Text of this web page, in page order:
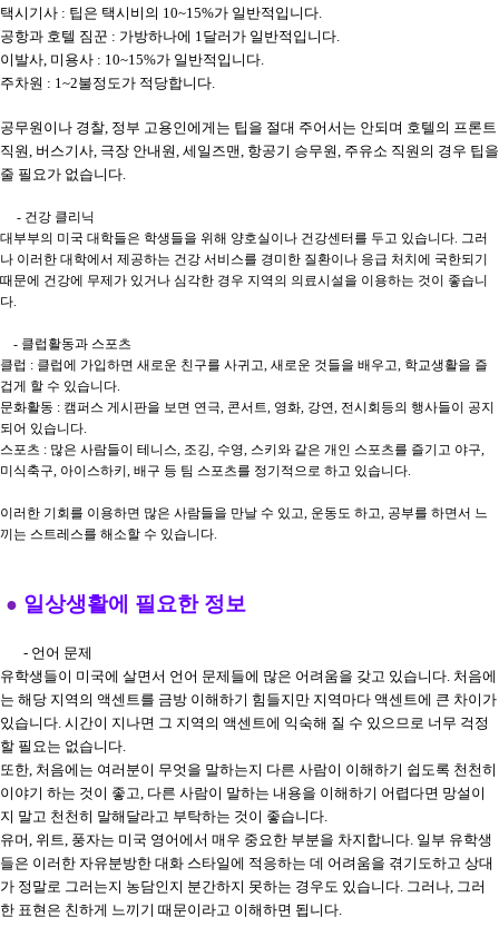
택시기사 : 팁은 택시비의 10~15%가 일반적입니다.
공항과 호텔 짐꾼 : 가방하나에 1달러가 일반적입니다.
이발사, 미용사 : 10~15%가 일반적입니다.
주차원 : 1~2불정도가 적당합니다.
공무원이나 경찰, 정부 고용인에게는 팁을 절대 주어서는 안되며 호텔의 프론트
직원, 버스기사, 극장 안내원, 세일즈맨, 항공기 승무원, 주유소 직원의 경우 팁을
줄 필요가 없습니다.
- 건강 클리닉
대부부의 미국 대학들은 학생들을 위해 양호실이나 건강센터를 두고 있습니다. 그러
나 이러한 대학에서 제공하는 건강 서비스를 경미한 질환이나 응급 처치에 국한되기
때문에 건강에 무제가 있거나 심각한 경우 지역의 의료시설을 이용하는 것이 좋습니
다.
- 클럽활동과 스포츠
클럽 : 클럽에 가입하면 새로운 친구를 사귀고, 새로운 것들을 배우고, 학교생활을 즐
겁게 할 수 있습니다.
문화활동 : 캠퍼스 게시판을 보면 연극, 콘서트, 영화, 강연, 전시회등의 행사들이 공지
되어 있습니다.
스포츠 : 많은 사람들이 테니스, 조깅, 수영, 스키와 같은 개인 스포츠를 즐기고 야구,
미식축구, 아이스하키, 배구 등 팀 스포츠를 정기적으로 하고 있습니다.
이러한 기회를 이용하면 많은 사람들을 만날 수 있고, 운동도 하고, 공부를 하면서 느
끼는 스트레스를 해소할 수 있습니다.
● 일상생활에 필요한 정보
- 언어 문제
유학생들이 미국에 살면서 언어 문제들에 많은 어려움을 갖고 있습니다. 처음에
는 해당 지역의 액센트를 금방 이해하기 힘들지만 지역마다 액센트에 큰 차이가
있습니다. 시간이 지나면 그 지역의 액센트에 익숙해 질 수 있으므로 너무 걱정
할 필요는 없습니다.
또한, 처음에는 여러분이 무엇을 말하는지 다른 사람이 이해하기 쉽도록 천천히
이야기 하는 것이 좋고, 다른 사람이 말하는 내용을 이해하기 어렵다면 망설이
지 말고 천천히 말해달라고 부탁하는 것이 좋습니다.
유머, 위트, 풍자는 미국 영어에서 매우 중요한 부분을 차지합니다. 일부 유학생
들은 이러한 자유분방한 대화 스타일에 적응하는 데 어려움을 겪기도하고 상대
가 정말로 그러는지 농담인지 분간하지 못하는 경우도 있습니다. 그러나, 그러
한 표현은 친하게 느끼기 때문이라고 이해하면 됩니다.